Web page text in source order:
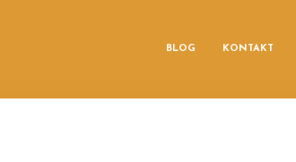
BLOG KONTAKT